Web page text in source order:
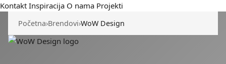
Kontakt Inspiracija O nama Projekti
Početna›Brendovi›WoW Design